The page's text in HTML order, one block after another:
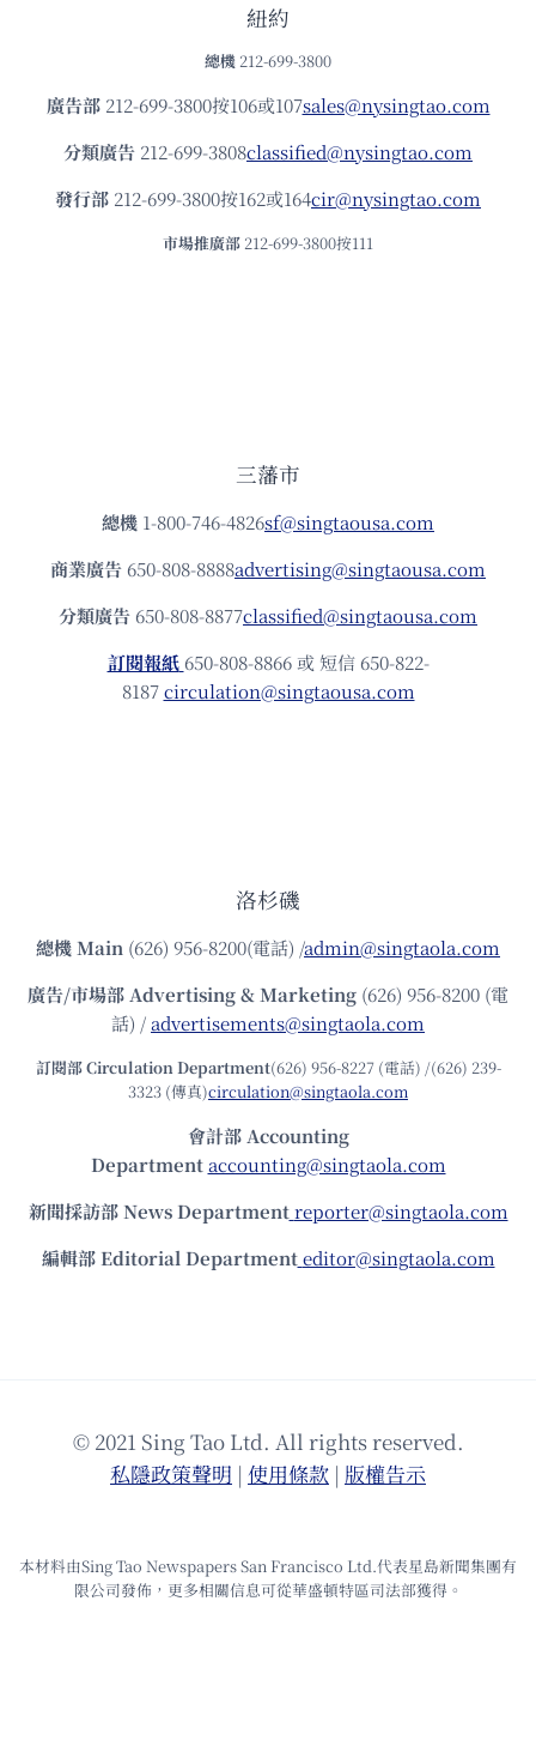
紐約
總機 212-699-3800
廣告部212-699-3800按106或107sales@nysingtao.com
分類廣告 212-699-3808classified@nysingtao.com
發⾏部 212-699-3800按162或164cir@nysingtao.com
市場推廣部 212-699-3800按111
三藩市
總機 1-800-746-4826sf@singtaousa.com
商業廣告 650-808-8888advertising@singtaousa.com
分類廣告 650-808-8877classified@singtaousa.com
訂閱報紙 650-808-8866 或 短信 650-822-
8187circulation@singtaousa.com
洛杉磯
總機Main (626) 956-8200(電話) /admin@singtaola.com
廣告/市場部Advertising & Marketing (626) 956-8200 (電
話) /advertisements@singtaola.com
訂閱部 Circulation Department(626) 956-8227 (電話) /(626) 239-
3323 (傳真)circulation@singtaola.com
會計部 Accounting
Department accounting@singtaola.com
新聞採訪部 News Department reporter@singtaola.com
編輯部 Editorial Department editor@singtaola.com
© 2021 Sing Tao Ltd. All rights reserved.
私隱政策聲明 | 使⽤條款 | 版權告⽰
本材料由Sing Tao Newspapers San Francisco Ltd.代表星島新聞集團有
限公司發佈，更多相關信息可從華盛頓特區司法部獲得。